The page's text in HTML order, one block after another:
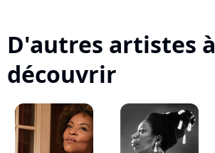
D'autres artistes à
découvrir